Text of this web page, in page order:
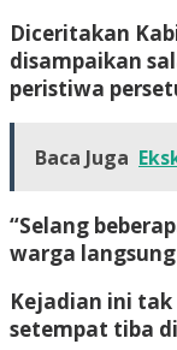
Diceritakan
disampaikan
peristiwa
Baca Juga
“Selang
warga
Kejadian ini
setempat tiba